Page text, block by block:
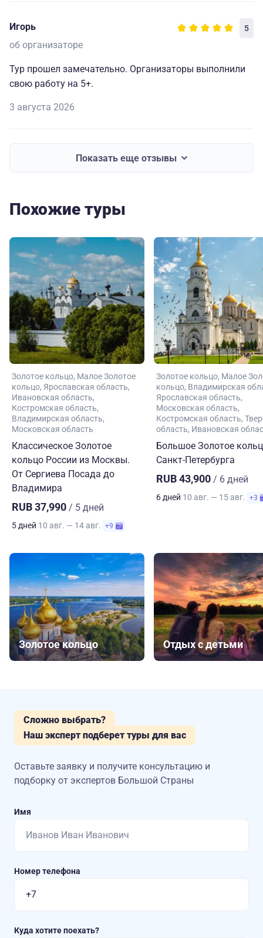
Игорь 5
об организаторе
Тур прошел замечательно. Организаторы выполнили
свою работу на 5+.
3 августа 2026
Показать еще отзывы
Похожие туры
Золотое кольцо Малое Золотое
кольцо Ярославская область
Ивановская область
Костромская область
Владимирская область
Московская область
Классическое Золотое
кольцо России из Москвы.
От Сергиева Посада до
Владимира
RUB 37,990 / 5 дней
5 дней 10 авг. — 14 авг. +9
Золотое кольцо Малое
кольцо Владимирская
Ярославская область
Московская область
Костромская область
область Ивановская
Большое Золотое
Санкт-Петербурга
RUB 43,900 / 6 дней
6 дней 10 авг. — 15 авг. +3
Золотое кольцо Отдых с детьми
Сложно выбрать?
Наш эксперт подберет туры для вас
Оставьте заявку и получите консультацию и
подборку от экспертов Большой Страны
Имя
Номер телефона
Куда хотите поехать?